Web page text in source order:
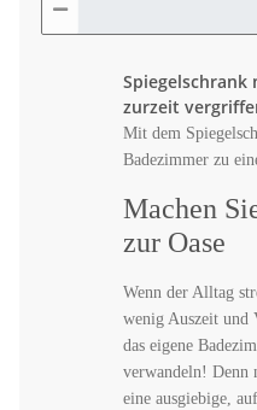
Spiegelschrank
zurzeit
Mit dem
Badezimmer zu
Machen
zur Oase
Wenn der Alltag
wenig Auszeit und
das eigene
verwandeln! Denn
eine ausgiebige,